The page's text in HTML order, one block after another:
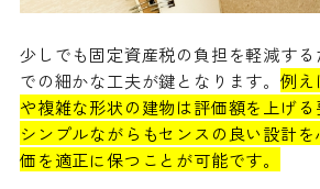
少しでも固定資産税の負担を軽減す
での細かな工夫が鍵となります。例え
や複雑な形状の建物は評価額を上げる
シンプルながらもセンスの良い設計
価を適正に保つことが可能です。